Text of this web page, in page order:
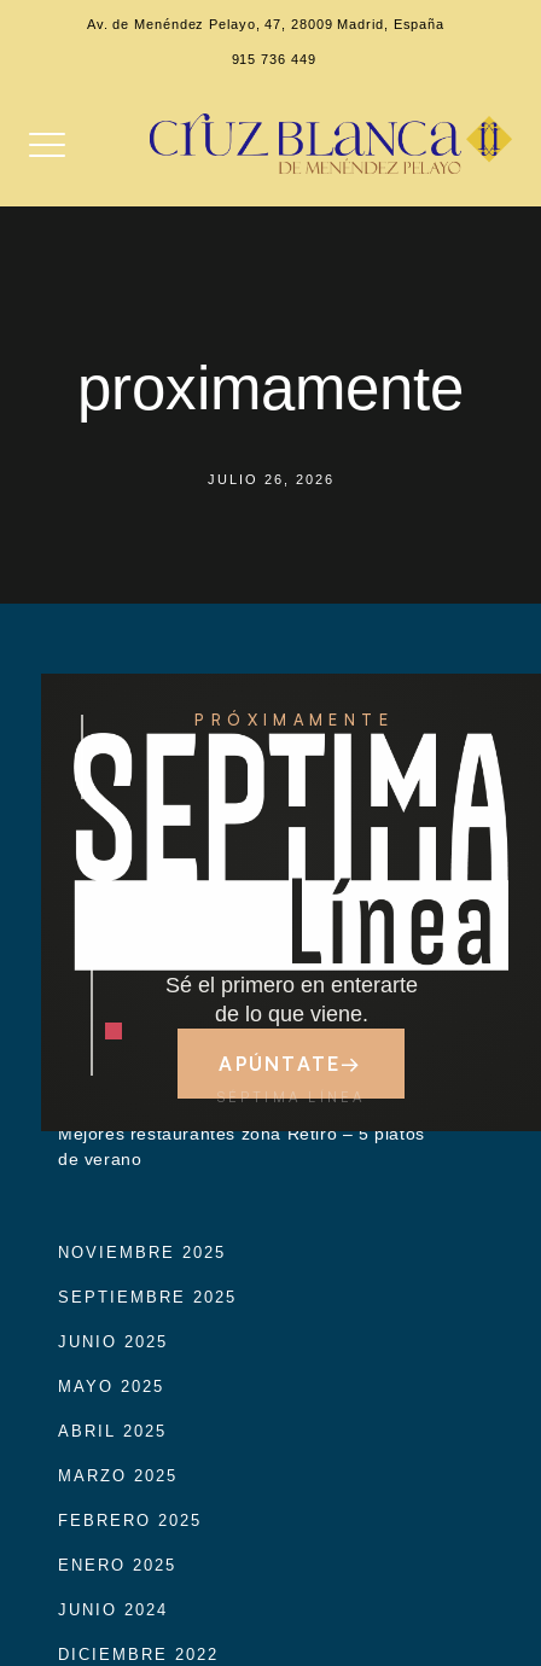
Av. de Menéndez Pelayo, 47, 28009 Madrid, España
915 736 449
proximamente
JULIO 26, 2026
PRÓXIMAMENTE
Sé el primero en enterarte
de lo que viene.
APÚNTATE→
SÉPTIMA LÍNEA
Redescubre las tardes del Retiro: nuestra
nueva carta de cócteles ha llegado
Cocido madrileño: tradición y sabor junto al
Dónde comer cerca del Parque del Retiro en
Madrid
Tapas y terraza junto al Retiro
Mejores restaurantes zona Retiro – 5 platos
de verano
NOVIEMBRE 2025
SEPTIEMBRE 2025
JUNIO 2025
MAYO 2025
ABRIL 2025
MARZO 2025
FEBRERO 2025
ENERO 2025
JUNIO 2024
DICIEMBRE 2022